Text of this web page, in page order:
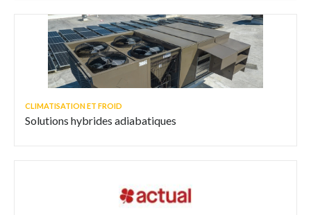
CLIMATISATION ET FROID
Solutions hybrides adiabatiques